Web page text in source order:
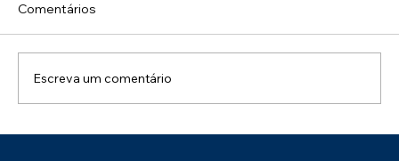
Comentários
Escreva um comentário